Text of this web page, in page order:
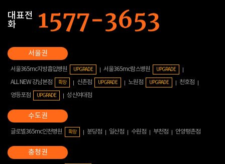
대표전
화
서울365mc지방흡입병원 UPGRADE 서울365mc람스병원 UPGRADE
ALL NEW 강남본점 확장 신촌점 UPGRADE 노원점 UPGRADE
천호점
영등포점
UPGRADE 성신여대점
글로벌365mc인천병원 확장 분당점 일산점 수원점 부천점 안양평촌점